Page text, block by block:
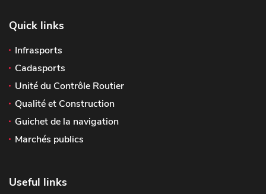
Quick links
Infrasports
Cadasports
Unité du Contrôle Routier
Qualité et Construction
Guichet de la navigation
Marchés publics
Useful links